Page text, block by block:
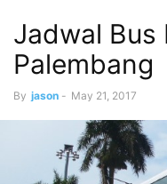
Jadwal Bus
Palembang
By jason - May 21, 2017